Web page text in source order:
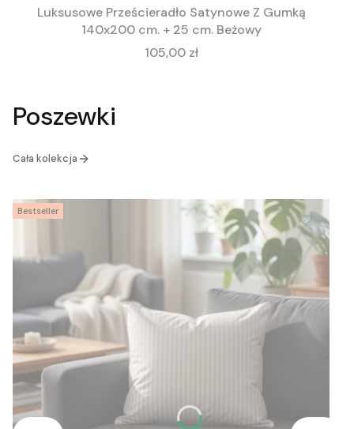
Luksusowe Prześcieradło Satynowe Z Gumką
140x200 cm. + 25 cm. Beżowy
Cena
105,00 zł
Poszewki
Cała kolekcja
Bestseller